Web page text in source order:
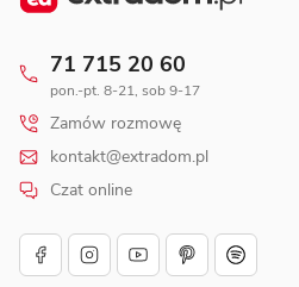
71 715 20 60
pon.-pt. 8-21, sob 9-17
Zamów rozmowę
kontakt@extradom.pl
Czat online